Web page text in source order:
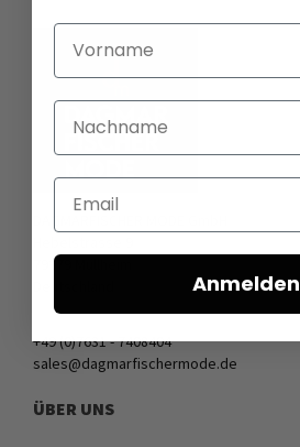
79379 Müllheim
+49 (0)7631 - 7408404
sales@dagmarfischermode.de
ÜBER UNS
Vorname
Nachname
Email
Anmelden